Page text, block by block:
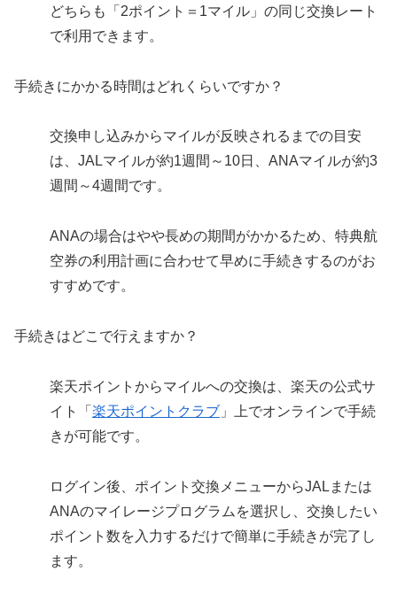
どちらも「2ポイント＝1マイル」の同じ交換レート
で利用できます。
手続きにかかる時間はどれくらいですか？
交換申し込みからマイルが反映されるまでの目安
は、JALマイルが約1週間～10日、ANAマイルが約3
週間～4週間です。
ANAの場合はやや長めの期間がかかるため、特典航
空券の利用計画に合わせて早めに手続きするのがお
すすめです。
手続きはどこで行えますか？
楽天ポイントからマイルへの交換は、楽天の公式サ
イト「 楽天ポイントクラブ 」上でオンラインで手続
きが可能です。
ログイン後、ポイント交換メニューからJALまたは
ANAのマイレージプログラムを選択し、交換したい
ポイント数を入力するだけで簡単に手続きが完了し
ます。